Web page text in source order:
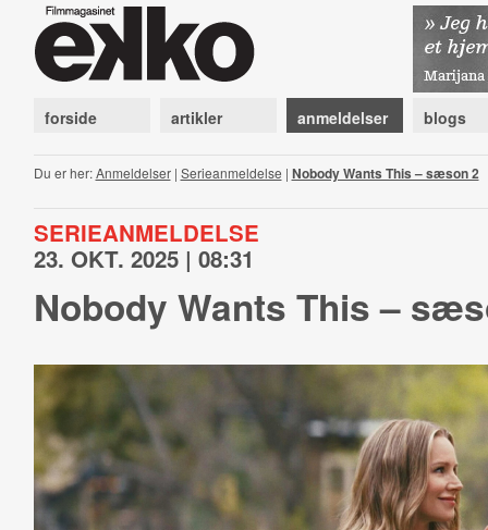
forside artikler anmeldelser blogs
Du er her:Anmeldelser| Serieanmeldelse | Nobody Wants This – sæson 2
SERIEANMELDELSE
23. OKT. 2025 | 08:31
Nobody Wants This –